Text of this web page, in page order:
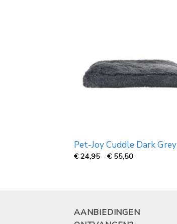
Pet-Joy Cuddle Dark Grey
€ 24,95 - € 55,50Prijsklasse:
55,50
AANBIEDINGEN